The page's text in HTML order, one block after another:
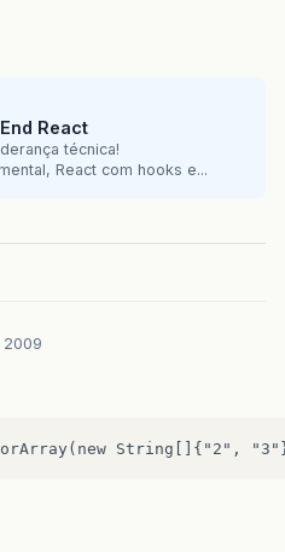
React
técnica!
React com hooks e...
2009